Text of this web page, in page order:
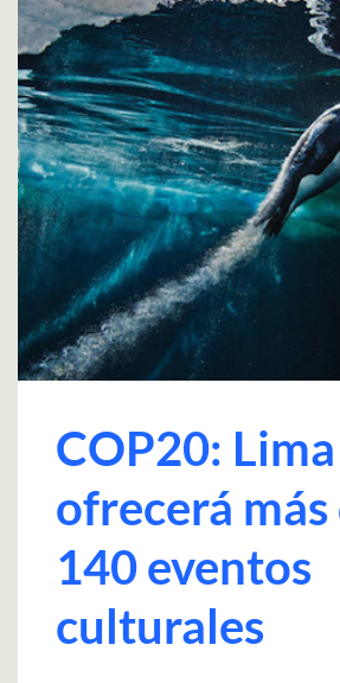
COP20: Lima
ofrecerá más
140 eventos
culturales